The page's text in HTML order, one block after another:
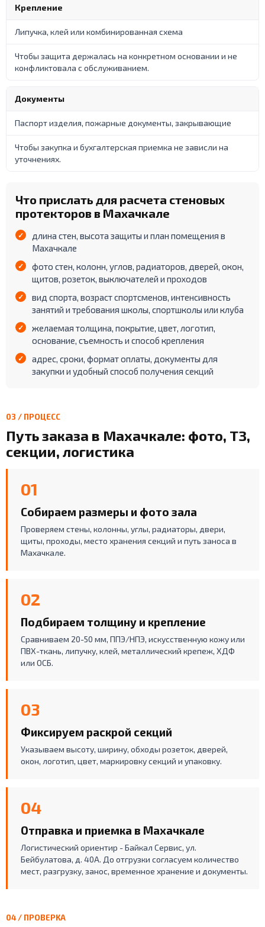
Крепление
Липучка, клей или комбинированная схема
Чтобы защита держалась на конкретном основании и не
конфликтовала с обслуживанием.
Документы
Паспорт изделия, пожарные документы, закрывающие
Чтобы закупка и бухгалтерская приемка не зависли на
уточнениях.
Что прислать для расчета стеновых
протекторов в Махачкале
длина стен, высота защиты и план помещения в
Махачкале
фото стен, колонн, углов, радиаторов, дверей, окон,
щитов, розеток, выключателей и проходов
вид спорта, возраст спортсменов, интенсивность
занятий и требования школы, спортшколы или клуба
желаемая толщина, покрытие, цвет, логотип,
основание, съемность и способ крепления
адрес, сроки, формат оплаты, документы для
закупки и удобный способ получения секций
03 / ПРОЦЕСС
Путь заказа в Махачкале: фото, ТЗ,
секции, логистика
01
Собираем размеры и фото зала
Проверяем стены, колонны, углы, радиаторы, двери,
щиты, проходы, место хранения секций и путь заноса в
Махачкале.
02
Подбираем толщину и крепление
Сравниваем 20-50 мм, ППЭ/НПЭ, искусственную кожу или
ПВХ-ткань, липучку, клей, металлический крепеж, ХДФ
или ОСБ.
03
Фиксируем раскрой секций
Указываем высоту, ширину, обходы розеток, дверей,
окон, логотип, цвет, маркировку секций и упаковку.
04
Отправка и приемка в Махачкале
Логистический ориентир - Байкал Сервис, ул.
Бейбулатова, д. 40А. До отгрузки согласуем количество
мест, разгрузку, занос, временное хранение и документы.
04 / ПРОВЕРКА